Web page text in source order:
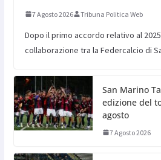
7 Agosto 2026 Tribuna Politica Web
Dopo il primo accordo relativo al
collaborazione tra la Federcalcio di
San Marino
edizione del
agosto
7 Agosto 2026